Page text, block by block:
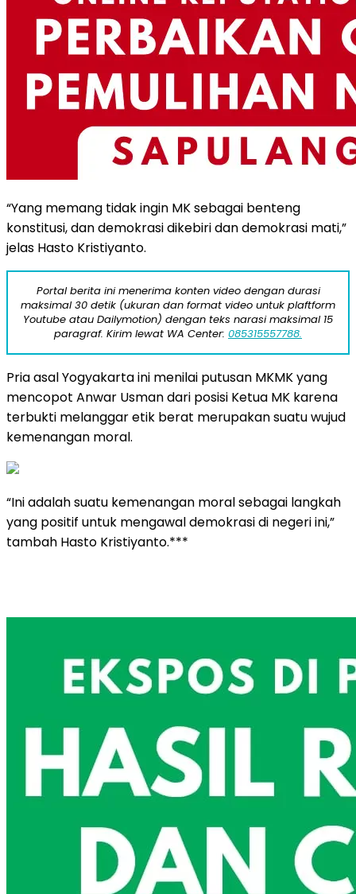
“Yang memang tidak ingin MK sebagai benteng
konstitusi, dan demokrasi dikebiri dan demokrasi mati,”
jelas Hasto Kristiyanto.
Portal berita ini menerima konten video dengan durasi
maksimal 30 detik (ukuran dan format video untuk plaftform
Youtube atau Dailymotion) dengan teks narasi maksimal 15
paragraf. Kirim lewat WA Center: 085315557788.
Pria asal Yogyakarta ini menilai putusan MKMK yang
mencopot Anwar Usman dari posisi Ketua MK karena
terbukti melanggar etik berat merupakan suatu wujud
kemenangan moral.
“Ini adalah suatu kemenangan moral sebagai langkah
yang positif untuk mengawal demokrasi di negeri ini,”
tambah Hasto Kristiyanto.***